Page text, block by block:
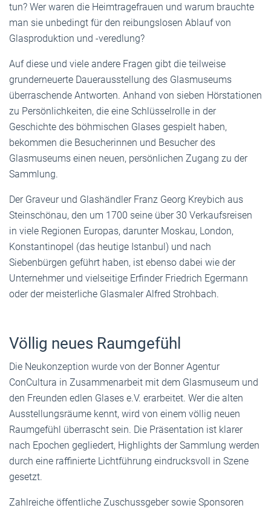
tun? Wer waren die Heimtragefrauen und warum brauchte
man sie unbedingt für den reibungslosen Ablauf von
Glasproduktion und -veredlung?
Auf diese und viele andere Fragen gibt die teilweise
grunderneuerte Dauerausstellung des Glasmuseums
überraschende Antworten. Anhand von sieben Hörstationen
zu Persönlichkeiten, die eine Schlüsselrolle in der
Geschichte des böhmischen Glases gespielt haben,
bekommen die Besucherinnen und Besucher des
Glasmuseums einen neuen, persönlichen Zugang zu der
Sammlung.
Der Graveur und Glashändler Franz Georg Kreybich aus
Steinschönau, den um 1700 seine über 30 Verkaufsreisen
in viele Regionen Europas, darunter Moskau, London,
Konstantinopel (das heutige Istanbul) und nach
Siebenbürgen geführt haben, ist ebenso dabei wie der
Unternehmer und vielseitige Erfinder Friedrich Egermann
oder der meisterliche Glasmaler Alfred Strohbach.
Völlig neues Raumgefühl
Die Neukonzeption wurde von der Bonner Agentur
ConCultura in Zusammenarbeit mit dem Glasmuseum und
den Freunden edlen Glases e.V. erarbeitet. Wer die alten
Ausstellungsräume kennt, wird von einem völlig neuen
Raumgefühl überrascht sein. Die Präsentation ist klarer
nach Epochen gegliedert, Highlights der Sammlung werden
durch eine raffinierte Lichtführung eindrucksvoll in Szene
gesetzt.
Zahlreiche öffentliche Zuschussgeber sowie Sponsoren